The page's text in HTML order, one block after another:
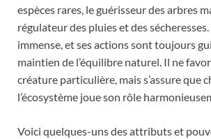
espèces rares, le guérisseur des arbres
régulateur des pluies et des sécheresses.
immense, et ses actions sont toujours
maintien de l’équilibre naturel. Il ne
créature particulière, mais s’assure que
l’écosystème joue son rôle
Voici quelques-uns des attributs et